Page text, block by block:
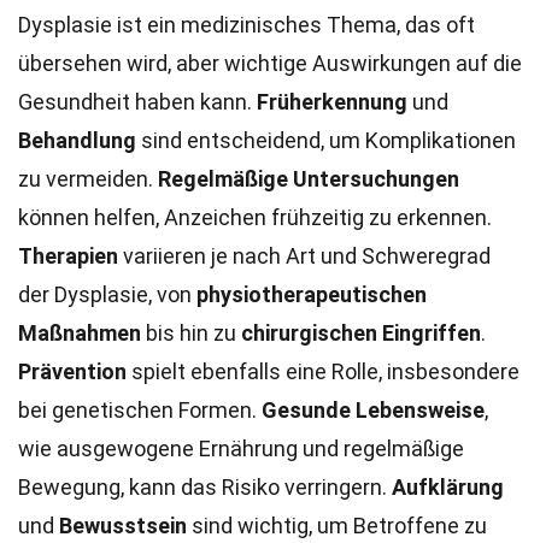
Dysplasie ist ein medizinisches Thema, das oft
übersehen wird, aber wichtige Auswirkungen auf die
Gesundheit haben kann. Früherkennung und
Behandlung sind entscheidend, um Komplikationen
zu vermeiden. Regelmäßige Untersuchungen
können helfen, Anzeichen frühzeitig zu erkennen.
Therapien variieren je nach Art und Schweregrad
der Dysplasie, von physiotherapeutischen
Maßnahmen bis hin zu chirurgischen Eingriffen.
Prävention spielt ebenfalls eine Rolle, insbesondere
bei genetischen Formen. Gesunde Lebensweise,
wie ausgewogene Ernährung und regelmäßige
Bewegung, kann das Risiko verringern. Aufklärung
und Bewusstsein sind wichtig, um Betroffene zu